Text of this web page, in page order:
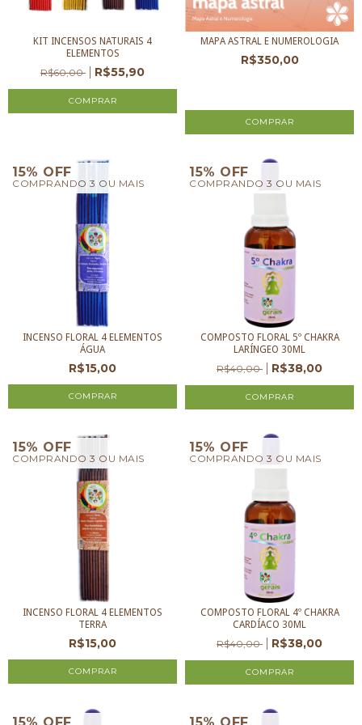
KIT INCENSOS NATURAIS 4
ELEMENTOS
R$60,00 R$55,90
MAPA ASTRAL E NUMEROLOGIA
R$350,00
15% OFF
COMPRANDO 3 OU MAIS
INCENSO FLORAL 4 ELEMENTOS
ÁGUA
R$15,00
15% OFF
COMPRANDO 3 OU MAIS
COMPOSTO FLORAL 5º CHAKRA
LARÍNGEO 30ML
R$40,00 R$38,00
15% OFF
COMPRANDO 3 OU MAIS
INCENSO FLORAL 4 ELEMENTOS
TERRA
R$15,00
15% OFF
COMPRANDO 3 OU MAIS
COMPOSTO FLORAL 4º CHAKRA
CARDÍACO 30ML
R$40,00 R$38,00